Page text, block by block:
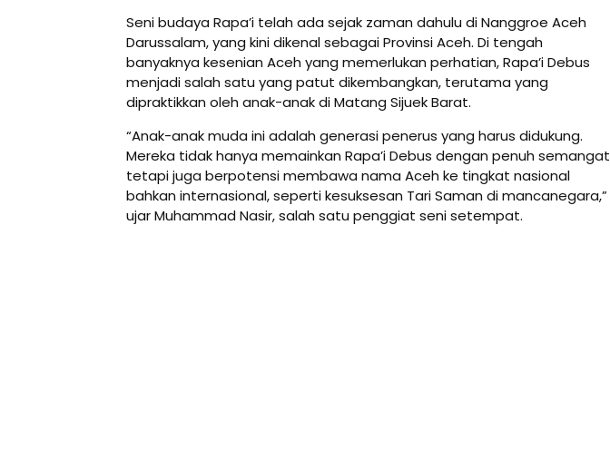
Seni budaya Rapa’i telah ada sejak zaman dahulu di Nanggroe Aceh
Darussalam, yang kini dikenal sebagai Provinsi Aceh. Di tengah
banyaknya kesenian Aceh yang memerlukan perhatian, Rapa’i Debus
menjadi salah satu yang patut dikembangkan, terutama yang
dipraktikkan oleh anak-anak di Matang Sijuek Barat.
“Anak-anak muda ini adalah generasi penerus yang harus didukung.
Mereka tidak hanya memainkan Rapa’i Debus dengan penuh semangat
tetapi juga berpotensi membawa nama Aceh ke tingkat nasional
bahkan internasional, seperti kesuksesan Tari Saman di mancanegara,”
ujar Muhammad Nasir, salah satu penggiat seni setempat.